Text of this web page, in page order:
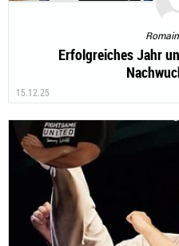
Erfolgreiches Jahr
15.12.25